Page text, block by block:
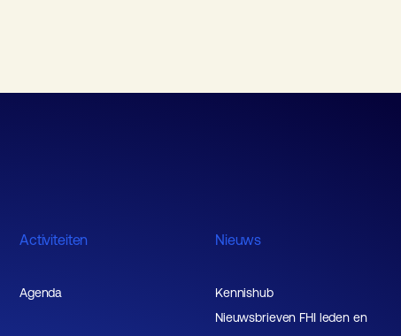
Activiteiten
Agenda
Nieuws
Kennishub
Nieuwsbrieven FHI leden en